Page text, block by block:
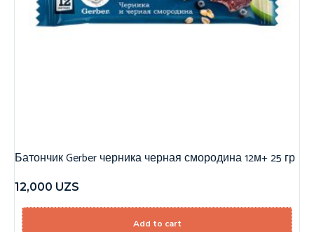
Батончик Gerber черника черная смородина 12м+ 25 гр
12,000 UZS
Add to cart